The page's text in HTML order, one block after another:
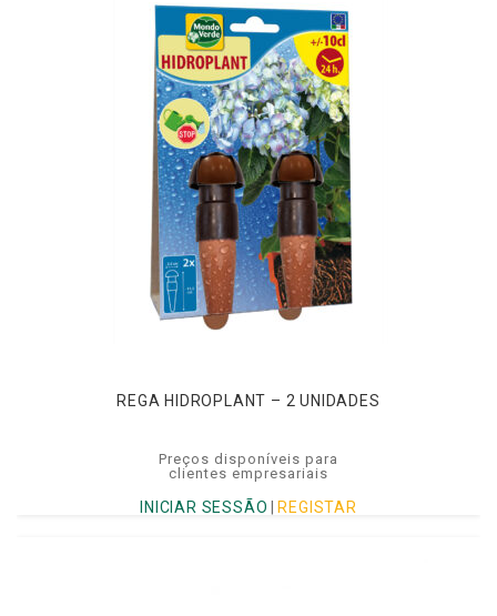
REGA HIDROPLANT – 2 UNIDADES
Preços disponíveis para
clientes empresariais
INICIAR SESSÃO REGISTAR